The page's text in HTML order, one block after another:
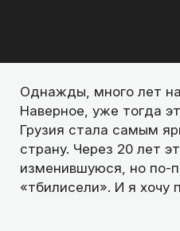
Однажды, много лет
Наверное, уже тогда
Грузия стала самым
страну. Через 20 лет
изменившуюся, но
«тбилисели». И я